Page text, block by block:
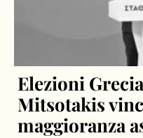
Elezioni
Mitsotakis
maggioranza